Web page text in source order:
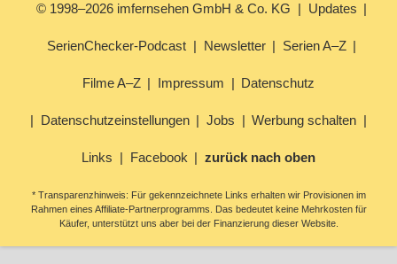
© 1998–2026 imfernsehen GmbH & Co. KG Updates
SerienChecker-Podcast Newsletter Serien A–Z
Filme A–Z Impressum Datenschutz
Datenschutzeinstellungen Jobs Werbung schalten
Links Facebook zurück nach oben
* Transparenzhinweis: Für gekennzeichnete Links erhalten wir Provisionen im
Rahmen eines Affiliate-Partnerprogramms. Das bedeutet keine Mehrkosten für
Käufer, unterstützt uns aber bei der Finanzierung dieser Website.